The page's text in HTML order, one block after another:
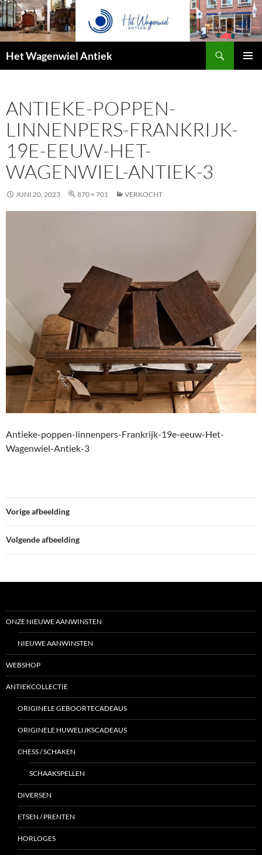
Het Wagenwiel Antiek
ANTIEKE-POPPEN-
LINNENPERS-FRANKRIJK-
19E-EEUW-HET-
WAGENWIEL-ANTIEK-3
JUNI 20, 2023 870 × 701 VERKOCHT
Antieke-poppen-linnenpers-Frankrijk-19e-eeuw-Het-
Wagenwiel-Antiek-3
Vorige afbeelding
Volgende afbeelding
ONZE NIEUWE AANWINSTEN
NIEUWE AANWINSTEN
WEBSHOP
ANTIEKCOLLECTIE
ORIGINELE GEBOORTECADEAUS
ORIGINELE HUWELIJKSCADEAUS
CHESS / SCHAKEN
SCHAAKSPELLEN
DIVERSEN
ETSEN / PRENTEN
HORLOGES